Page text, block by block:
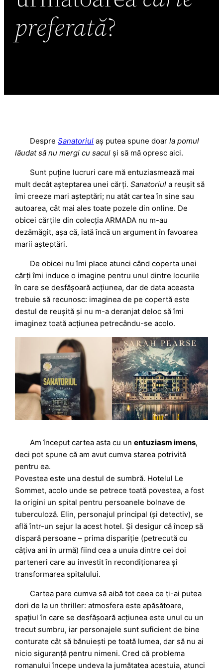
preferată?
DespreSanatoriul aș putea spune doarla pomul
lăudat să nu mergi cu sacul și să mă opresc aici.
Sunt puține lucruri care mă entuziasmează mai
mult decât așteptarea unei cărți.Sanatoriul a reușit să
îmi creeze mari așteptări; nu atât cartea în sine sau
autoarea, cât mai ales toate pozele din online. De
obicei cărțile din colecția ARMADA nu m-au
dezămăgit, așa că, iată încă un argument în favoarea
marii așteptări.
De obicei nu îmi place atunci când coperta unei
cărți îmi induce o imagine pentru unul dintre locurile
în care se desfășoară acțiunea, dar de data aceasta
trebuie să recunosc: imaginea de pe copertă este
destul de reușită și nu m-a deranjat deloc să îmi
imaginez toată acțiunea petrecându-se acolo.
Am început cartea asta cu unentuziasm imens,
deci pot spune că am avut cumva starea potrivită
pentru ea.
Povestea este una destul de sumbră. Hotelul Le
Sommet, acolo unde se petrece toată povestea, a fost
la origini un spital pentru persoanele bolnave de
tuberculoză. Elin, personajul principal (și detectiv), se
află într-un sejur la acest hotel. Și desigur că încep să
dispară persoane – prima dispariție (petrecută cu
câțiva ani în urmă) fiind cea a unuia dintre cei doi
parteneri care au investit în recondiționarea și
transformarea spitalului.
Cartea pare cumva să aibă tot ceea ce ți-ai putea
dori de la un thriller: atmosfera este apăsătoare,
spațiul în care se desfășoară acțiunea este unul cu un
trecut sumbru, iar personajele sunt suficient de bine
conturate cât să bănuiești pe toată lumea, dar să nu ai
nicio siguranță pentru nimeni. Cred că problema
romanului începe undeva la jumătatea acestuia, atunci